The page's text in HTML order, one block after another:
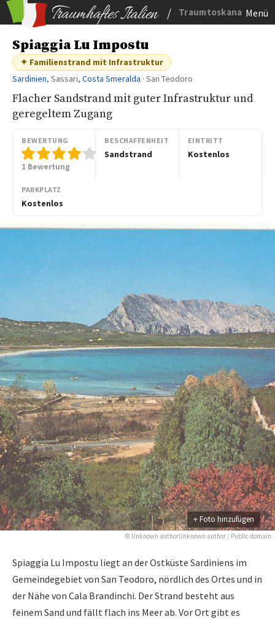
/ Traumtoskana Menü
Spiaggia Lu Impostu
✦ Familienstrand mit Infrastruktur
Sardinien, Sassari, Costa Smeralda · San Teodoro
Flacher Sandstrand mit guter Infrastruktur und
geregeltem Zugang
BEWERTUNG
1 Bewertung
BESCHAFFENHEIT
Sandstrand
EINTRITT
Kostenlos
PARKPLATZ
Kostenlos
© Unknown authorUnknown author / Public domain
+ Foto hinzufügen
Spiaggia Lu Impostu liegt an der Ostküste Sardiniens im
Gemeindegebiet von San Teodoro, nördlich des Ortes und in
der Nähe von Cala Brandinchi. Der Strand besteht aus
feinem Sand und fällt flach ins Meer ab. Vor Ort gibt es